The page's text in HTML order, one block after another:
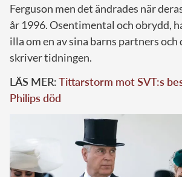
Ferguson men det ändrades när
år 1996. Osentimental och obrydd,
illa om en av sina barns partners och
skriver tidningen.
LÄS MER:Tittarstorm mot SVT:s
Philips död